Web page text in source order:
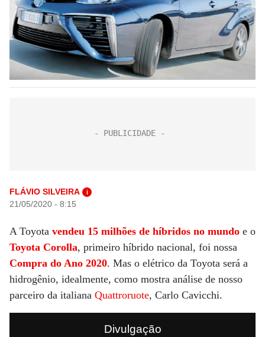
FLÁVIO SILVEIRA i
21/05/2020 - 8:15
A Toyota vendeu 15 milhões de híbridos no mundo e o
Toyota Corolla, primeiro híbrido nacional, foi nossa
Compra do Ano 2020. Mas o elétrico da Toyota será a
hidrogênio, idealmente, como mostra análise de nosso
parceiro da italiana Quattroruote, Carlo Cavicchi.
Divulgação